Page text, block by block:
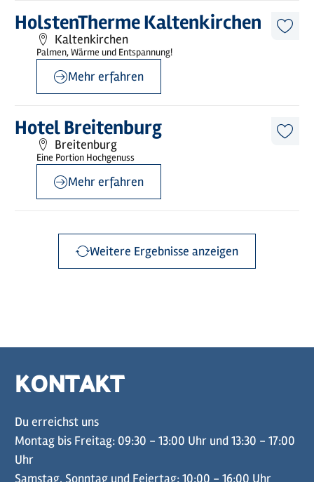
HolstenTherme Kaltenkirchen
Kaltenkirchen
Palmen, Wärme und Entspannung!
Mehr
erfahren
Mehr erfahren
Hotel Breitenburg
Breitenburg
Eine Portion Hochgenuss
Mehr
erfahren
Mehr erfahren
Weitere Ergebnisse anzeigen
KONTAKT
Du erreichst uns
Montag bis Freitag: 09:30 - 13:00 Uhr und 13:30 - 17:00
Uhr
Samstag, Sonntag und Feiertag: 10:00 - 16:00 Uhr